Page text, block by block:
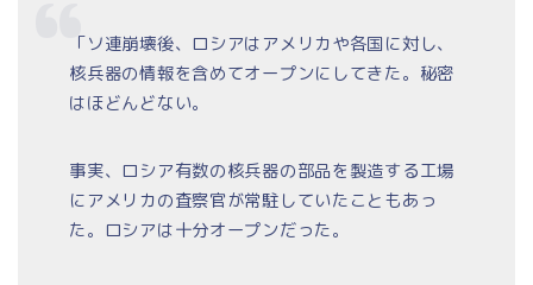
「ソ連崩壊後、ロシアはアメリカや各国に対し、
核兵器の情報を含めてオープンにしてきた。秘密
はほどんどない。
事実、ロシア有数の核兵器の部品を製造する工場
にアメリカの査察官が常駐していたこともあっ
た。ロシアは十分オープンだった。